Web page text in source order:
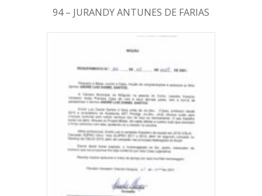
94 – JURANDY ANTUNES DE FARIAS